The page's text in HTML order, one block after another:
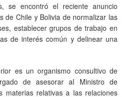
se encontró el reciente anuncio
de Chile y Bolivia de normalizar las
establecer grupos de trabajo en
de interés común y delinear una
es un organismo consultivo de
de asesorar al Ministro de
materias relativas a las relaciones